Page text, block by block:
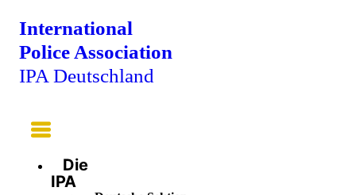
International
Police Association
IPA Deutschland
Main
Menu
Die
IPA